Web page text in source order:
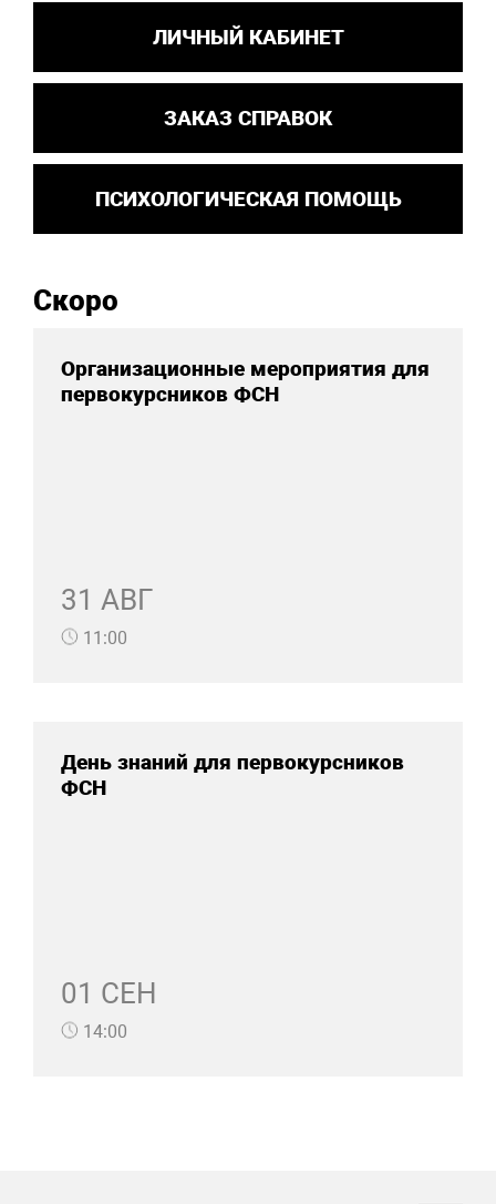
ЛИЧНЫЙ КАБИНЕТ
ЗАКАЗ СПРАВОК
ПСИХОЛОГИЧЕСКАЯ ПОМОЩЬ
Скоро
Организационные мероприятия для
первокурсников ФСН
31 АВГ
11:00
День знаний для первокурсников
ФСН
01 СЕН
14:00